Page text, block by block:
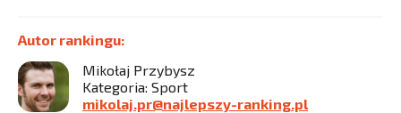
Autor rankingu:
Mikołaj Przybysz
Kategoria: Sport
mikolaj.pr@najlepszy-ranking.pl